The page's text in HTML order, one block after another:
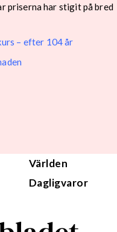
priserna har stigit på bred
– efter 104 år
Världen
Dagligvaror